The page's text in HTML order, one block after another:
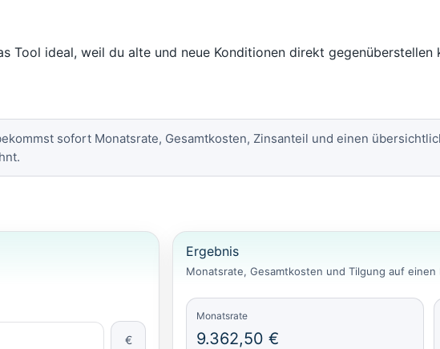
Tool ideal, weil du alte und neue Konditionen direkt gegenüberstellen
sofort Monatsrate, Gesamtkosten, Zinsanteil und einen
€
Ergebnis
Monatsrate, Gesamtkosten und Tilgung auf einen
Monatsrate
9.362,50 €